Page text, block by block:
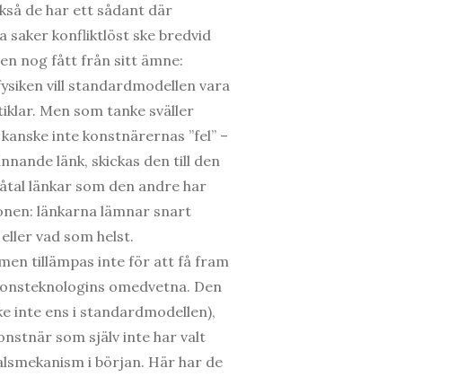
de har ett sådant där
saker konfliktlöst ske bredvid
nog fått från sitt ämne:
vill standardmodellen vara
Men som tanke sväller
inte konstnärernas ”fel” –
länk, skickas den till den
länkar som den andre har
länkarna lämnar snart
vad som helst.
tillämpas inte för att få fram
omedvetna. Den
inte ens i standardmodellen),
som själv inte har valt
i början. Här har de